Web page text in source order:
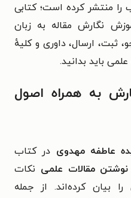
را منتشر کرده است؛ کتابی
نگارش مقاله به زبان
ثبت، ارسال، داوری و کلیهٔ
باید بدانید.
به همراه اصول
عاطفه مهدوی در کتاب
مقالات علمی نکات
بیان کرده‌اند. از جمله